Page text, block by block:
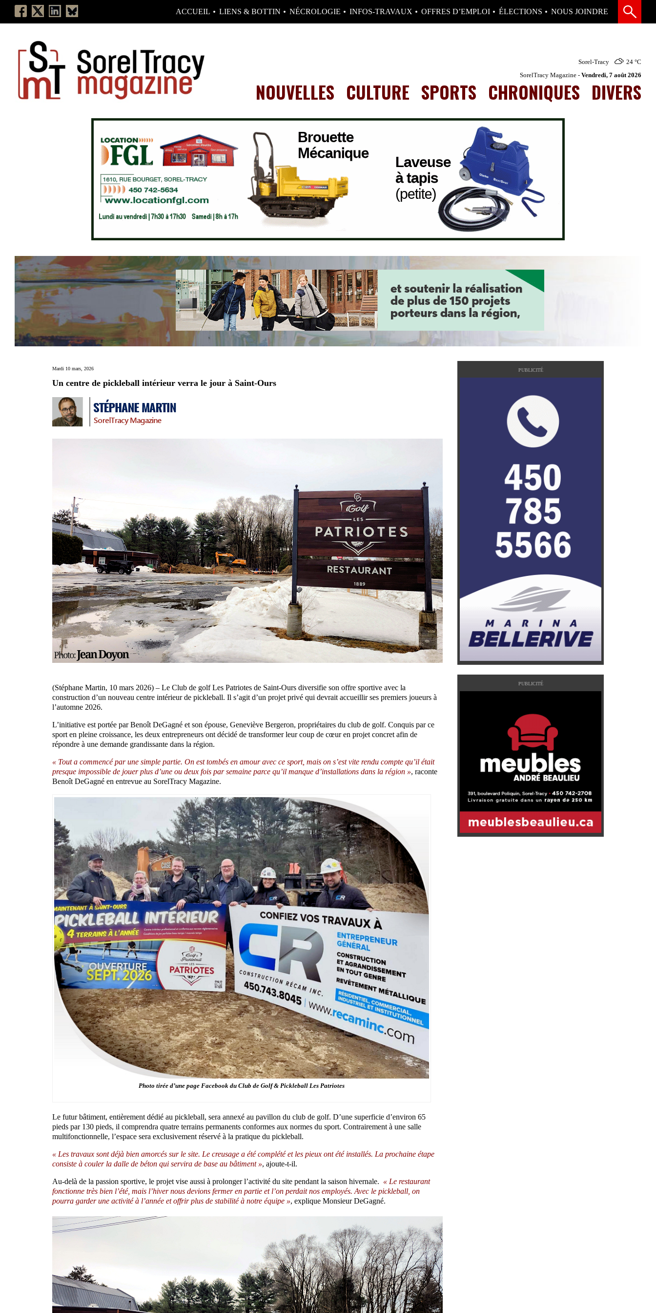
ACCUEIL LIENS & BOTTIN NÉCROLOGIE INFOS-TRAVAUX OFFRES D’EMPLOI ÉLECTIONS NOUS JOINDRE
Sorel-Tracy 24 °C
SorelTracy Magazine - Vendredi, 7 août 2026
NOUVELLES CULTURE SPORTS CHRONIQUES DIVERS
Mardi 10 mars, 2026
Un centre de pickleball intérieur verra le jour à Saint-Ours
(Stéphane Martin, 10 mars 2026) – Le Club de golf Les Patriotes de Saint-Ours diversifie son offre sportive avec la
construction d’un nouveau centre intérieur de pickleball. Il s’agit d’un projet privé qui devrait accueillir ses premiers joueurs à
l’automne 2026.
L’initiative est portée par Benoît DeGagné et son épouse, Geneviève Bergeron, propriétaires du club de golf. Conquis par ce
sport en pleine croissance, les deux entrepreneurs ont décidé de transformer leur coup de cœur en projet concret afin de
répondre à une demande grandissante dans la région.
« Tout a commencé par une simple partie. On est tombés en amour avec ce sport, mais on s’est vite rendu compte qu’il était
presque impossible de jouer plus d’une ou deux fois par semaine parce qu’il manque d’installations dans la région », raconte
Benoît DeGagné en entrevue au SorelTracy Magazine.
Photo tirée d’une page Facebook du Club de Golf & Pickleball Les Patriotes
Le futur bâtiment, entièrement dédié au pickleball, sera annexé au pavillon du club de golf. D’une superficie d’environ 65
pieds par 130 pieds, il comprendra quatre terrains permanents conformes aux normes du sport. Contrairement à une salle
multifonctionnelle, l’espace sera exclusivement réservé à la pratique du pickleball.
« Les travaux sont déjà bien amorcés sur le site. Le creusage a été complété et les pieux ont été installés. La prochaine étape
consiste à couler la dalle de béton qui servira de base au bâtiment », ajoute-t-il.
Au-delà de la passion sportive, le projet vise aussi à prolonger l’activité du site pendant la saison hivernale. « Le restaurant
fonctionne très bien l’été, mais l’hiver nous devions fermer en partie et l’on perdait nos employés. Avec le pickleball, on
pourra garder une activité à l’année et offrir plus de stabilité à notre équipe », explique Monsieur DeGagné.
PUBLICITÉ
PUBLICITÉ